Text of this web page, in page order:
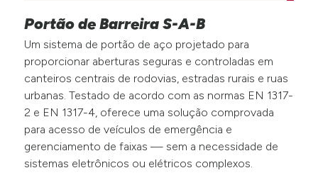
Portão de Barreira S-A-B
Um sistema de portão de aço projetado para
proporcionar aberturas seguras e controladas em
canteiros centrais de rodovias, estradas rurais e ruas
urbanas. Testado de acordo com as normas EN 1317-
2 e EN 1317-4, oferece uma solução comprovada
para acesso de veículos de emergência e
gerenciamento de faixas — sem a necessidade de
sistemas eletrônicos ou elétricos complexos.